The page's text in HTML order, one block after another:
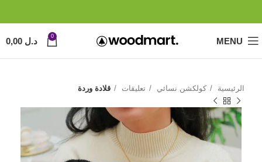
MENU
0 د.ل
الرئيسية كولكشن نسائي تعليقات قلادة وردة